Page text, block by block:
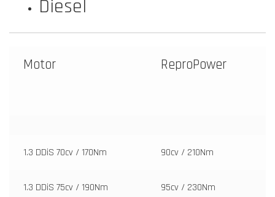
Diesel
Motor ReproPower
1.3 DDiS 70cv / 170Nm 90cv / 210Nm
1.3 DDiS 75cv / 190Nm 95cv / 230Nm